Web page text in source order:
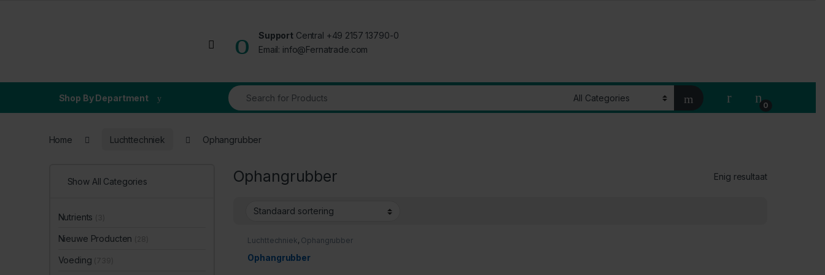
Open
Support Central +49 2157 13790-0
Email: info@Fernatrade.com
Shop By Department
Search for:
My Account
0
Home Luchttechniek Ophangrubber
Ophangrubber Enig resultaat
Luchttechniek, Ophangrubber
Ophangrubber
Show All Categories
Nutrients
Nieuwe Producten
Voeding